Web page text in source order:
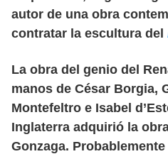
autor de una obra
contratar la escultura del
La obra del genio del
manos de César Borgia,
Montefeltro e Isabel
Inglaterra adquirió la
Gonzaga. Probablemente